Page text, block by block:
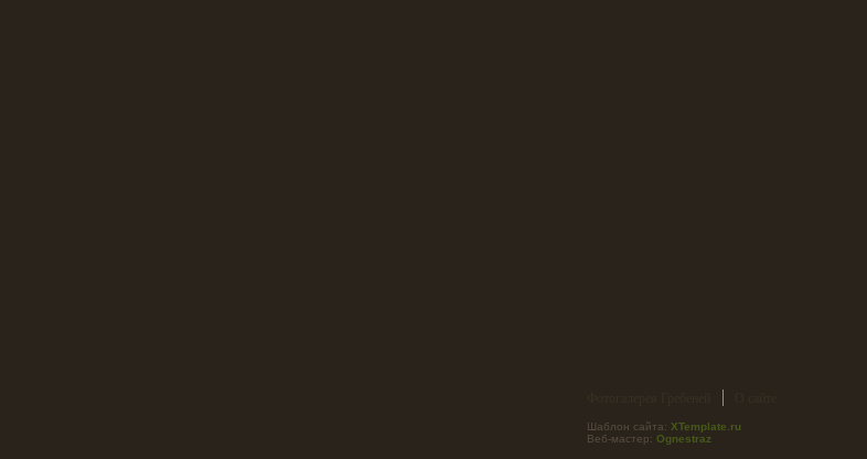
Шаблон сайта: XTemplate.ru
Веб-мастер: Ognestraz